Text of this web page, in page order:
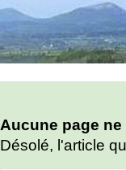
Aucune page
Désolé, l'article